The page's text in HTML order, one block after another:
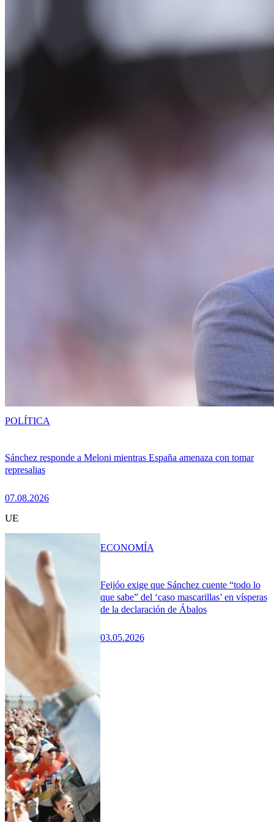
Sánchez responde a Meloni mientras España amenaza con tomar
represalias
07.08.2026
POLÍTICA
UE
Feijóo exige que Sánchez cuente “todo lo
que sabe” del ‘caso mascarillas’ en vísperas
de la declaración de Ábalos
03.05.2026
ECONOMÍA